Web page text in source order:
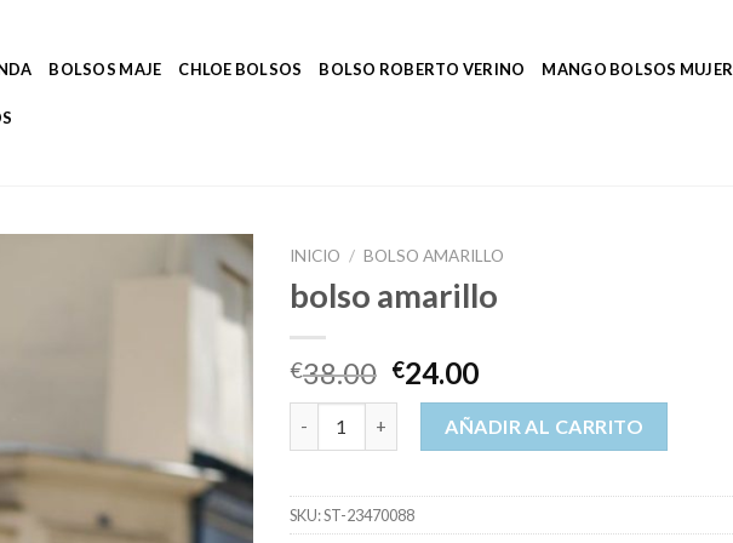
BOLSOS MAJE CHLOE BOLSOS BOLSO ROBERTO VERINO MANGO BOLSOS MUJER
INICIO / BOLSO AMARILLO
bolso amarillo
€38.00 €24.00
bolso amarillo cantidadAÑADIR AL CARRITO
SKU:ST-23470088